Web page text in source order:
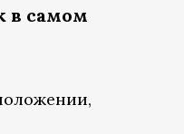
в самом